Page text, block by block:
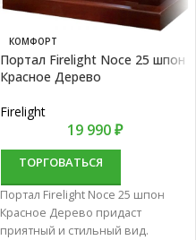
КОМФОРТ
Портал Firelight Noce 25 шпон
Красное Дерево
Firelight
19 990₽
ТОРГОВАТЬСЯ
Портал Firelight Noce 25 шпон
Красное Дерево придаст
приятный и стильный вид.